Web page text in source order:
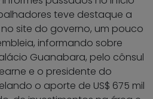
teve destaque a
site do governo, um pouco
informando sobre
Guanabara, pelo cônsul
e o presidente do
o aporte de US$ 675 mil